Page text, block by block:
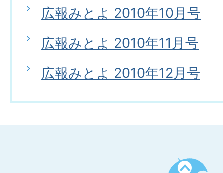
広報みとよ 2010年10月号
広報みとよ 2010年11月号
広報みとよ 2010年12月号
ペ